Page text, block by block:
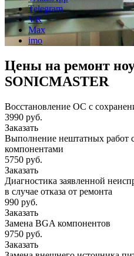
Telegram
VK
Max
imo
Цены на ремонт
SONICMASTER
Восстановление ОС с
3990 руб.
Заказать
Выполнение нештатных работ
компонентами
5750 руб.
Заказать
Диагностика заявленной
в случае отказа от ремонта
990 руб.
Заказать
Замена BGA компонентов
9750 руб.
Заказать